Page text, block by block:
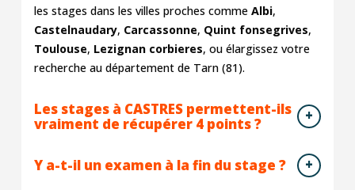
les stages dans les villes proches comme Albi,
Castelnaudary, Carcassonne, Quint fonsegrives,
Toulouse, Lezignan corbieres, ou élargissez votre
recherche au département de Tarn (81).
Les stages à CASTRES permettent-ils
vraiment de récupérer 4 points ?
Y a-t-il un examen à la fin du stage ?